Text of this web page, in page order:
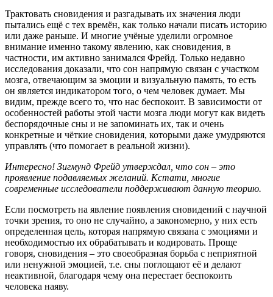
Трактовать сновидения и разгадывать их значения люди
пытались ещё с тех времён, как только начали писать историю
или даже раньше. И многие учёные уделили огромное
внимание именно такому явлению, как сновидения, в
частности, им активно занимался Фрейд. Только недавно
исследования доказали, что сон напрямую связан с участком
мозга, отвечающим за эмоции и визуальную память, то есть
он является индикатором того, о чем человек думает. Мы
видим, прежде всего то, что нас беспокоит. В зависимости от
особенностей работы этой части мозга люди могут как видеть
беспорядочные сны и не запоминать их, так и очень
конкретные и чёткие сновидения, которыми даже умудряются
управлять (что помогает в реальной жизни).
Интересно! Зигмунд Фрейд утверждал, что сон – это
проявление подавляемых желаний. Кстати, многие
современные исследователи поддерживают данную теорию.
Если посмотреть на явление появления сновидений с научной
точки зрения, то оно не случайно, а закономерно, у них есть
определенная цель, которая напрямую связана с эмоциями и
необходимостью их обрабатывать и кодировать. Проще
говоря, сновидения – это своеобразная борьба с неприятной
или ненужной эмоцией, т.е. сны поглощают её и делают
неактивной, благодаря чему она перестает беспокоить
человека наяву.